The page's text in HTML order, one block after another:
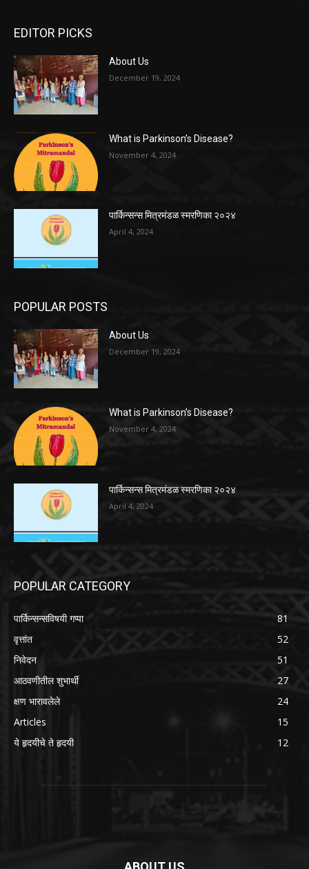
EDITOR PICKS
About Us
December 19, 2024
What is Parkinson’s Disease?
November 4, 2024
पार्किन्सन्स मित्रमंडळ स्मरणिका २०२४
April 4, 2024
POPULAR POSTS
About Us
December 19, 2024
What is Parkinson’s Disease?
November 4, 2024
पार्किन्सन्स मित्रमंडळ स्मरणिका २०२४
April 4, 2024
POPULAR CATEGORY
पार्किन्सन्सविषयी गप्पा
81
वृत्तांत
52
निवेदन
51
आठवणीतील शुभार्थी
27
क्षण भारावलेले
24
Articles
15
ये हृदयीचे ते हृदयी
12